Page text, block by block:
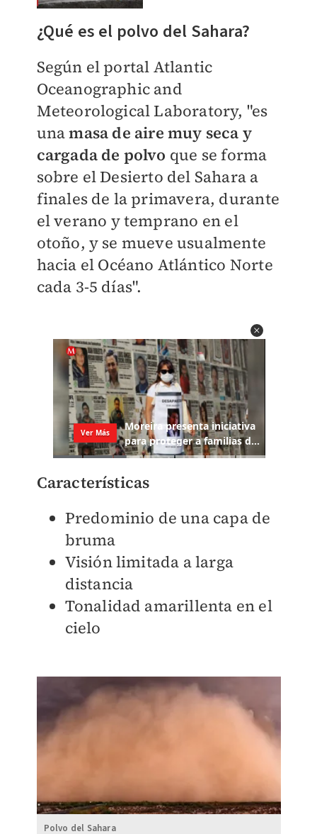
¿Qué es el polvo del Sahara?
Según el portal Atlantic
Oceanographic and
Meteorological Laboratory, "es
unamasa de aire muy seca y
cargada de polvo que se forma
sobre el Desierto del Sahara a
finales de la primavera, durante
el verano y temprano en el
otoño, y se mueve usualmente
hacia el Océano Atlántico Norte
cada 3-5 días".
Características
Predominio de una capa de
bruma
Visión limitada a larga
distancia
Tonalidad amarillenta en el
cielo
Polvo del Sahara